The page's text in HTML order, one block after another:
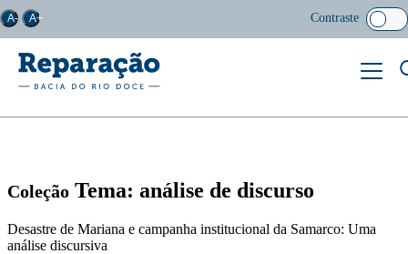
A- A+ Contraste
Coleção Tema: análise de discurso
Desastre de Mariana e campanha institucional da Samarco: Uma
análise discursiva